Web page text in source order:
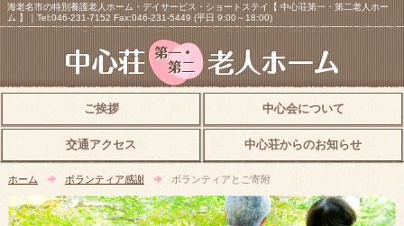
海老名市の特別養護老人ホーム・デイサービス・ショートステイ【 中心荘第一・第二老人ホー
ム 】｜Tel:046-231-7152 Fax:046-231-5449 (平日 9:00～18:00)
ご挨拶 中心会について
交通アクセス 中心荘からのお知らせ
ホーム ボランティア感謝 ボランティアとご寄附